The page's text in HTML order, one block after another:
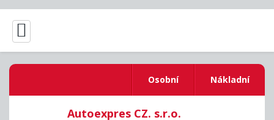
Osobní Nákladní
Autoexpres CZ. s.r.o.